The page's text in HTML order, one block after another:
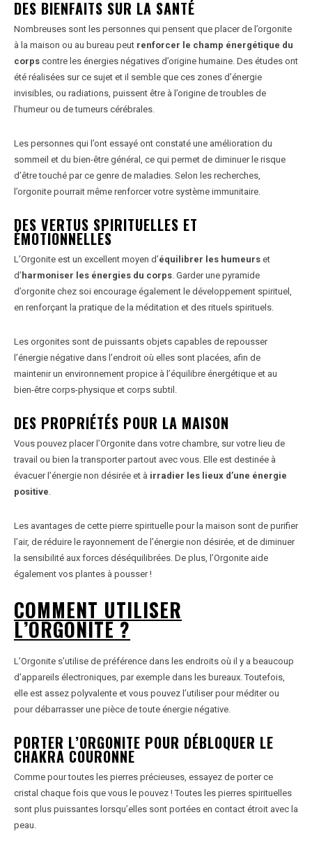
DES BIENFAITS SUR LA SANTÉ
Nombreuses sont les personnes qui pensent que placer de l’orgonite
à la maison ou au bureau peut renforcer le champ énergétique du
corps contre les énergies négatives d’origine humaine. Des études ont
été réalisées sur ce sujet et il semble que ces zones d’énergie
invisibles, ou radiations, puissent être à l’origine de troubles de
l’humeur ou de tumeurs cérébrales.
Les personnes qui l’ont essayé ont constaté une amélioration du
sommeil et du bien-être général, ce qui permet de diminuer le risque
d’être touché par ce genre de maladies. Selon les recherches,
l’orgonite pourrait même renforcer votre système immunitaire.
DES VERTUS SPIRITUELLES ET
ÉMOTIONNELLES
L’Orgonite est un excellent moyen d’équilibrer les humeurs et
d’ harmoniser les énergies du corps. Garder une pyramide
d’orgonite chez soi encourage également le développement spirituel,
en renforçant la pratique de la méditation et des rituels spirituels.
Les orgonites sont de puissants objets capables de repousser
l’énergie négative dans l’endroit où elles sont placées, afin de
maintenir un environnement propice à l’équilibre énergétique et au
bien-être corps-physique et corps subtil.
DES PROPRIÉTÉS POUR LA MAISON
Vous pouvez placer l’Orgonite dans votre chambre, sur votre lieu de
travail ou bien la transporter partout avec vous. Elle est destinée à
évacuer l’énergie non désirée et à irradier les lieux d’une énergie
positive.
Les avantages de cette pierre spirituelle pour la maison sont de purifier
l’air, de réduire le rayonnement de l’énergie non désirée, et de diminuer
la sensibilité aux forces déséquilibrées. De plus, l’Orgonite aide
également vos plantes à pousser !
COMMENT UTILISER
L’ORGONITE ?
L’Orgonite s’utilise de préférence dans les endroits où il y a beaucoup
d’appareils électroniques, par exemple dans les bureaux. Toutefois,
elle est assez polyvalente et vous pouvez l’utiliser pour méditer ou
pour débarrasser une pièce de toute énergie négative.
PORTER L’ORGONITE POUR DÉBLOQUER LE
CHAKRA COURONNE
Comme pour toutes les pierres précieuses, essayez de porter ce
cristal chaque fois que vous le pouvez ! Toutes les pierres spirituelles
sont plus puissantes lorsqu’elles sont portées en contact étroit avec la
peau.